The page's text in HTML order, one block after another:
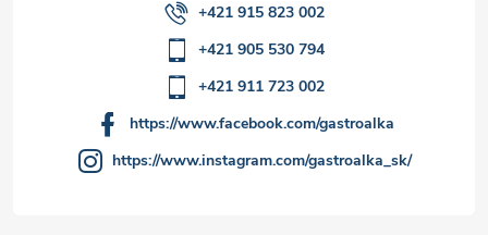
+421 915 823 002
+421 905 530 794
+421 911 723 002
https://www.facebook.com/gastroalka
https://www.instagram.com/gastroalka_sk/